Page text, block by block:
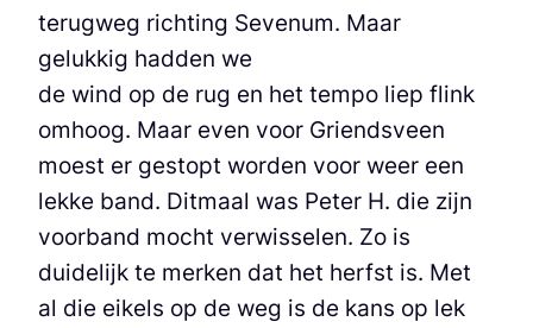
terugweg richting Sevenum. Maar
gelukkig hadden we
de wind op de rug en het tempo liep flink
omhoog. Maar even voor Griendsveen
moest er gestopt worden voor weer een
lekke band. Ditmaal was Peter H. die zijn
voorband mocht verwisselen. Zo is
duidelijk te merken dat het herfst is. Met
al die eikels op de weg is de kans op lek